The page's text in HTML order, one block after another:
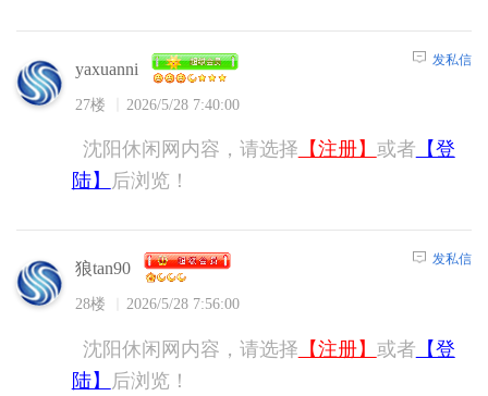
yaxuanni
27楼 2026/5/28 7:40:00
发私信
沈阳休闲网内容，请选择 【注册】 或者 【登
陆】
后浏览！
狼tan90
28楼 2026/5/28 7:56:00
发私信
沈阳休闲网内容，请选择 【注册】 或者 【登
陆】
后浏览！